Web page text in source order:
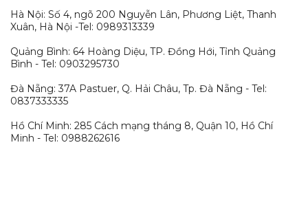
Hà Nội: Số 4, ngõ 200 Nguyễn Lân, Phương Liệt, Thanh
Xuân, Hà Nội -Tel: 0989313339
Quảng Bình: 64 Hoàng Diệu, TP. Đồng Hới, Tỉnh Quảng
Bình - Tel: 0903295730
Đà Nẵng: 37A Pastuer, Q. Hải Châu, Tp. Đà Nẵng - Tel:
0837333335
Hồ Chí Minh: 285 Cách mạng tháng 8, Quận 10, Hồ Chí
Minh - Tel: 0988262616